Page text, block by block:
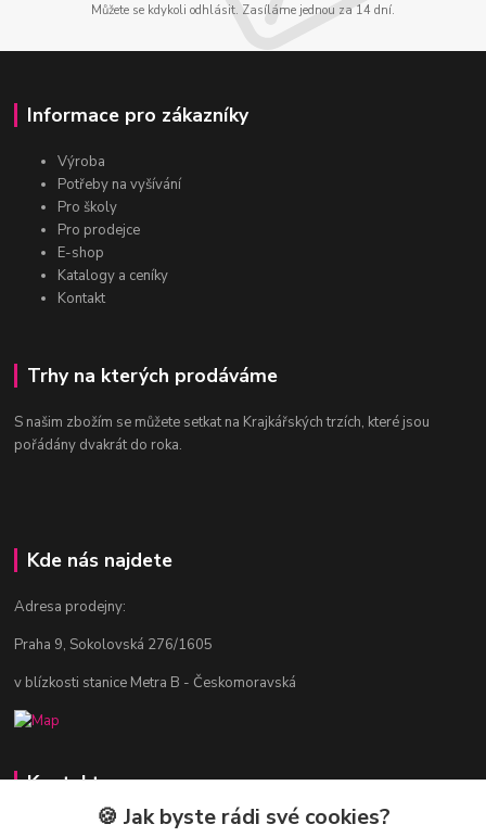
Můžete se kdykoli odhlásit. Zasíláme jednou za 14 dní.
Informace pro zákazníky
Výroba
Potřeby na vyšívání
Pro školy
Pro prodejce
E-shop
Katalogy a ceníky
Kontakt
Trhy na kterých prodáváme
S našim zbožím se můžete setkat na Krajkářských trzích, které jsou
pořádány dvakrát do roka.
Kde nás najdete
Adresa prodejny:
Praha 9, Sokolovská 276/1605
v blízkosti stanice Metra B - Českomoravská
Kontakty
Jitka Vlasáková
🍪 Jak byste rádi své cookies?